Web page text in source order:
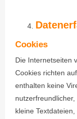
Cookies
Die Internetseiten
Cookies richten
enthalten keine
kleine